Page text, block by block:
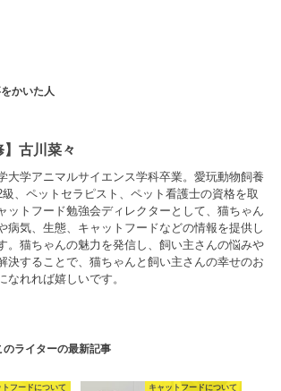
かいた人
】古川菜々
大学アニマルサイエンス学科卒業。愛玩動物飼養
、ペットセラピスト、ペット看護士の資格を取
ットフード勉強会ディレクターとして、猫ちゃん
病気、生態、キャットフードなどの情報を提供し
。猫ちゃんの魅力を発信し、飼い主さんの悩みや
決することで、猫ちゃんと飼い主さんの幸せのお
なれれば嬉しいです。
のライターの最新記事
トフードについて キャットフードについて